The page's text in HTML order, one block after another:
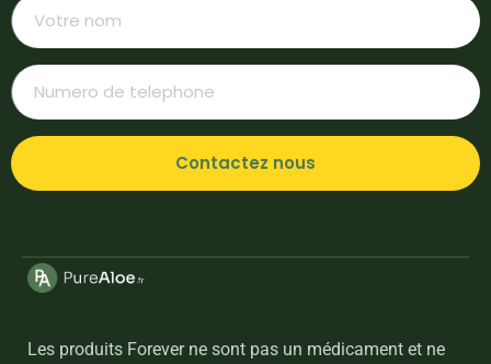
Contactez nous
Les produits Forever ne sont pas un médicament et ne